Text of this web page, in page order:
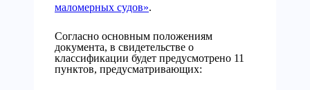
маломерных судов».
Согласно основным положениям
документа, в свидетельстве о
классификации будет предусмотрено 11
пунктов, предусматривающих: